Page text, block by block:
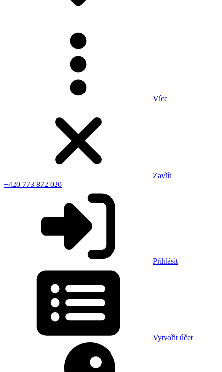
Více
Zavřít
+420 773 872 020
Přihlásit
Vytvořit účet